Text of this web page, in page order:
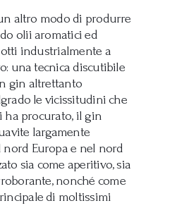
altro modo di produrre
olii aromatici ed
industrialmente a
una tecnica discutibile
gin altrettanto
le vicissitudini che
ha procurato, il gin
largamente
Europa e nel nord
sia come aperitivo, sia
nonché come
di moltissimi